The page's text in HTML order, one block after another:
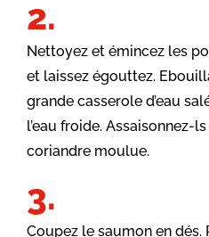
Nettoyez et émincez les
et laissez égouttez.
grande casserole d’eau
l’eau froide. Assaisonnez-
coriandre moulue.
Coupez le saumon en